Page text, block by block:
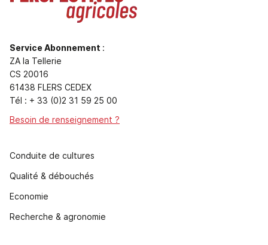
Service Abonnement :
ZA la Tellerie
CS 20016
61438 FLERS CEDEX
Tél : + 33 (0)2 31 59 25 00
Besoin de renseignement ?
Conduite de cultures
Qualité & débouchés
Economie
Recherche & agronomie